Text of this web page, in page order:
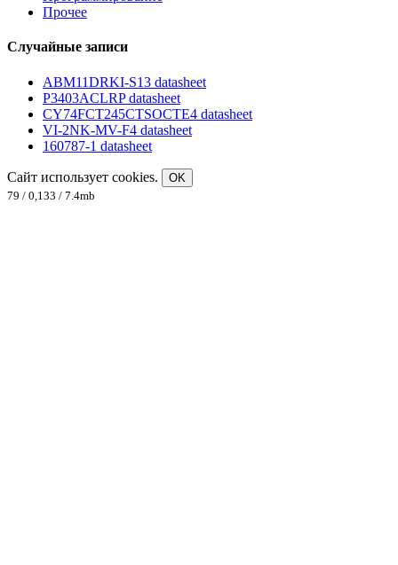
Прочее
Случайные записи
ABM11DRKI-S13 datasheet
P3403ACLRP datasheet
CY74FCT245CTSOCTE4 datasheet
VI-2NK-MV-F4 datasheet
160787-1 datasheet
Сайт использует cookies.
OK
79 / 0,133 / 7.4mb